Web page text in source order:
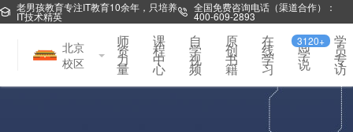
老男孩教育专注IT教育10余年，只培养
IT技术精英
全国免费咨询电话（渠道合作）：
400-609-2893
北京
校区
师
资
力
量
课
程
中
心
自
学
视
频
原
创
书
籍
在
线
学
习
同
学
说
3120+ 学
员
专
访